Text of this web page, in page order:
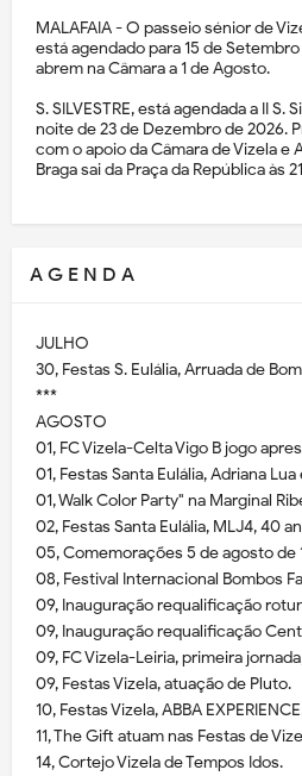
MALAFAIA - O passeio sénior de
está agendado para 15 de
abrem na Câmara a 1 de Agosto.
S. SILVESTRE, está agendada a II S.
noite de 23 de Dezembro de 2026.
com o apoio da Câmara de Vizela e
Braga sai da Praça da República às
A G E N D A
JULHO
30, Festas S. Eulália, Arruada de
***
AGOSTO
01, FC Vizela-Celta Vigo B jogo
01, Festas Santa Eulália, Adriana Lua
01, Walk Color Party" na Marginal
02, Festas Santa Eulália, MLJ4, 40
05, Comemorações 5 de agosto de
08, Festival Internacional Bombos
09, Inauguração requalificação
09, Inauguração requalificação
09, FC Vizela-Leiria, primeira
09, Festas Vizela, atuação de Pluto.
10, Festas Vizela, ABBA
11, The Gift atuam nas Festas de
14, Cortejo Vizela de Tempos Idos.